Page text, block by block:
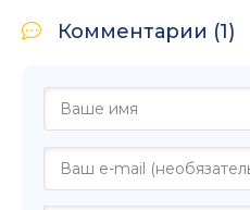
Комментарии (1)